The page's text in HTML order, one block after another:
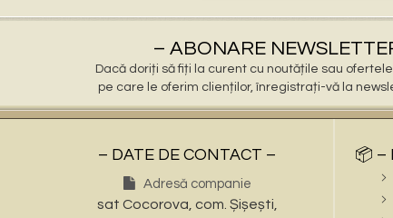
– ABONARE
Dacă doriți să fiți la curent cu noutățile sau
pe care le oferim clienților, înregistrați-vă la
– DATE DE CONTACT –
Adresă companie
sat Cocorova, com. Șișești,
📦 –